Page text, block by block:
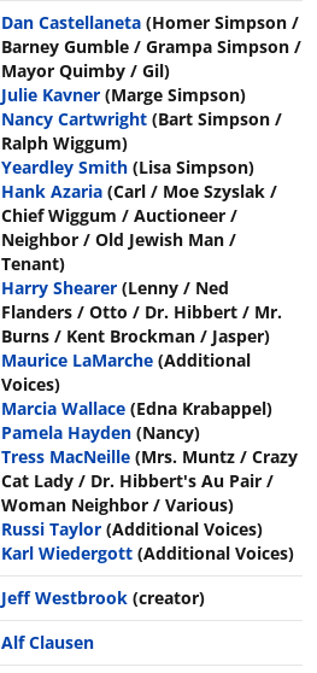
Dan Castellaneta (Homer Simpson /
Barney Gumble / Grampa Simpson /
Mayor Quimby / Gil)
Julie Kavner (Marge Simpson)
Nancy Cartwright (Bart Simpson /
Ralph Wiggum)
Yeardley Smith (Lisa Simpson)
Hank Azaria (Carl / Moe Szyslak /
Chief Wiggum / Auctioneer /
Neighbor / Old Jewish Man /
Tenant)
Harry Shearer (Lenny / Ned
Flanders / Otto / Dr. Hibbert / Mr.
Burns / Kent Brockman / Jasper)
Maurice LaMarche (Additional
Voices)
Marcia Wallace (Edna Krabappel)
Pamela Hayden (Nancy)
Tress MacNeille (Mrs. Muntz / Crazy
Cat Lady / Dr. Hibbert's Au Pair /
Woman Neighbor / Various)
Russi Taylor (Additional Voices)
Karl Wiedergott (Additional Voices)
Jeff Westbrook (creator)
Alf Clausen